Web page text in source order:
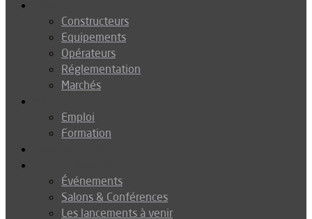
Constructeurs
Equipements
Opérateurs
Réglementation
Marchés
Emploi
Formation
Événements
Salons & Conférences
Les lancements à venir